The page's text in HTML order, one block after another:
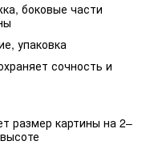
боковые части
упаковка
сочность и
размер картины на 2–